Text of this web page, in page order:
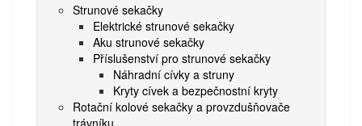
Strunové sekačky
Elektrické strunové sekačky
Aku strunové sekačky
Příslušenství pro strunové sekačky
Náhradní cívky a struny
Kryty cívek a bezpečnostní kryty
Rotační kolové sekačky a provzdušňovače
trávníku